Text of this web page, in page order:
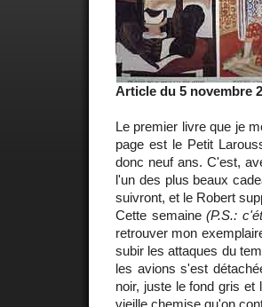
Article du 5 novembre
Le premier livre que je
page est le Petit
donc neuf ans. C'est,
l'un des plus beaux
suivront, et le Robert
Cette semaine(P.S.:
retrouver mon
subir les attaques du
les avions s'est
noir, juste le fond gris
vieille chemise qu'on